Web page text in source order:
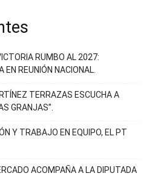
RUMBO AL 2027:
EN REUNIÓN NACIONAL.
TERRAZAS ESCUCHA A
GRANJAS”.
Y TRABAJO EN EQUIPO, EL PT
ACOMPAÑA A LA DIPUTADA